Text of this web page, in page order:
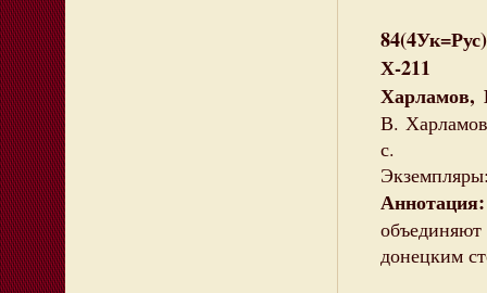
Х-211
Харламов,
В.
с.
Аннотация:
донецким